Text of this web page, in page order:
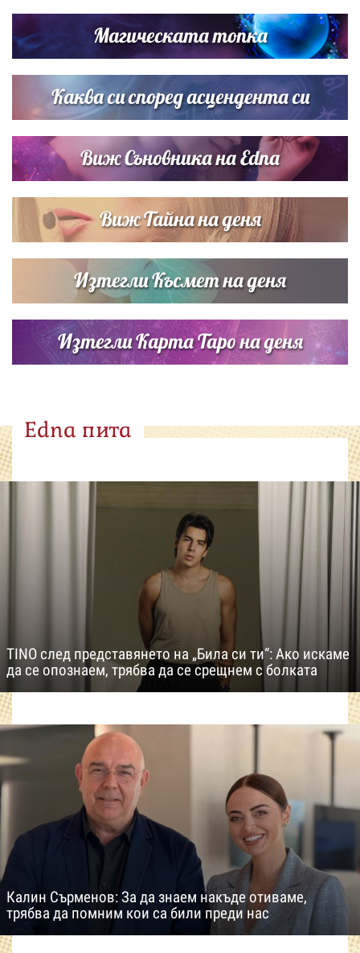
Димов издадоха своето любимо място
Дъщерята на Тодор Батков вдигна сватба, Стоичков и
Братя Аргирови я изненадаха с песен
Магическата топка
Каква си според асцендента си
Виж Съновника на Edna
Виж Тайна на деня
Изтегли Късмет на деня
Изтегли Карта Таро на деня
Edna пита
TINO след представянето на „Била си ти“: Ако искаме
да се опознаем, трябва да се срещнем с болката
Калин Сърменов: За да знаем накъде отиваме,
трябва да помним кои са били преди нас